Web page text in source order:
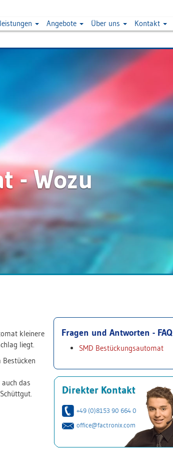
Angebote Über uns Kontakt
- Wozu
kleinere
liegt.
das
Fragen und Antworten - FAQ
SMD Bestückungsautomat
Direkter Kontakt
+49 (0)8153 90 664 0
office@factronix.com